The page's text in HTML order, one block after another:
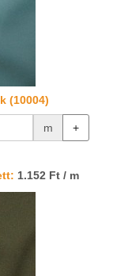
(10004)
m +
1.152 Ft / m